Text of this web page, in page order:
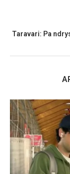
Taravari: Pa